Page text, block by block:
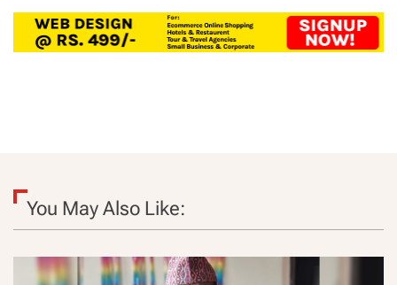
You May Also Like: